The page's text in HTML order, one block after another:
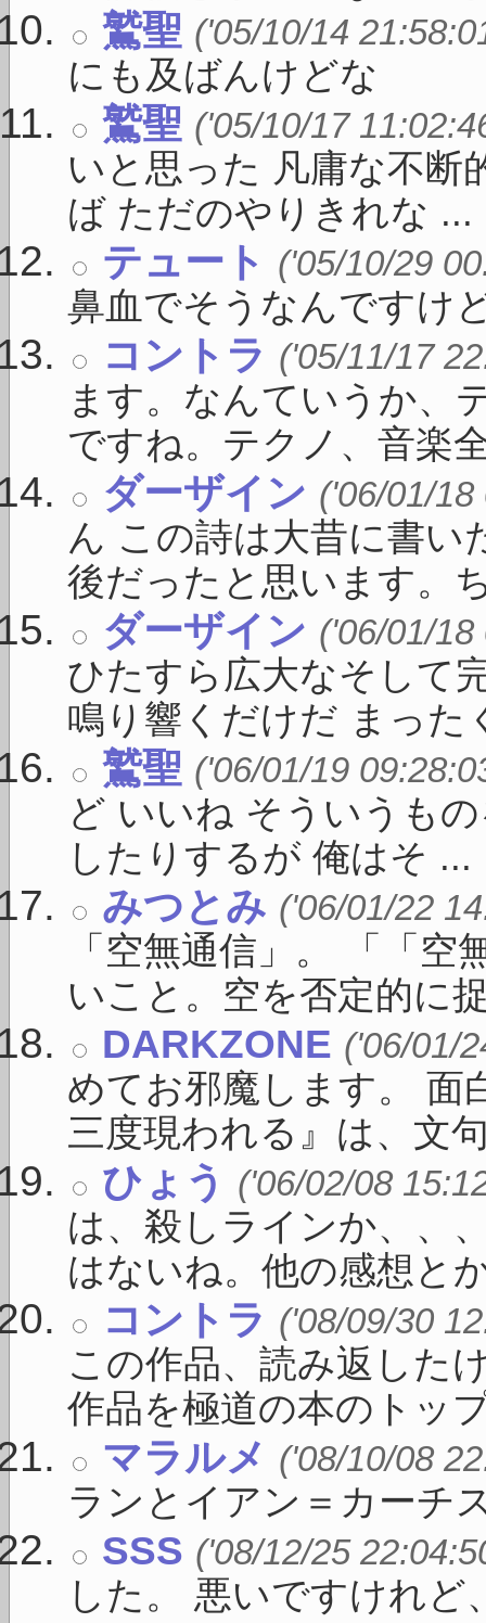
鷲聖 ('05/10/14
にも及ばんけどな
鷲聖 ('05/10/17
いと思った 凡庸な不断
ば ただのやりきれな ...
テュート ('05/10/29
鼻血でそうなんです
コントラ ('05/11/17
ます。なんていうか、
ですね。テクノ、音楽
ダーザイン ('06/01/18
ん この詩は大昔に書い
後だったと思います。
ダーザイン ('06/01/18
ひたすら広大なそして
鳴り響くだけだ まった
鷲聖 ('06/01/19
ど いいね そういうも
したりするが 俺はそ ...
みつとみ ('06/01/22
「空無通信」。 「「
いこと。空を否定的に
DARKZONE ('06/01/
めてお邪魔します。 面
三度現われる』は、文
ひょう ('06/02/08
は、殺しラインか、、
はないね。他の感想と
コントラ ('08/09/30
この作品、読み返した
作品を極道の本のトッ
マラルメ ('08/10/08
ランとイアン＝カーチ
SSS ('08/12/25
した。 悪いですけれ